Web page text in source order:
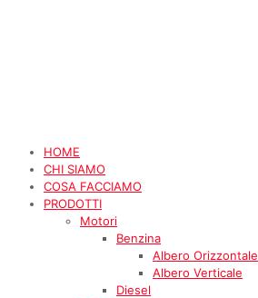
HOME
CHI SIAMO
COSA FACCIAMO
PRODOTTI
Motori
Benzina
Albero Orizzontale
Albero Verticale
Diesel